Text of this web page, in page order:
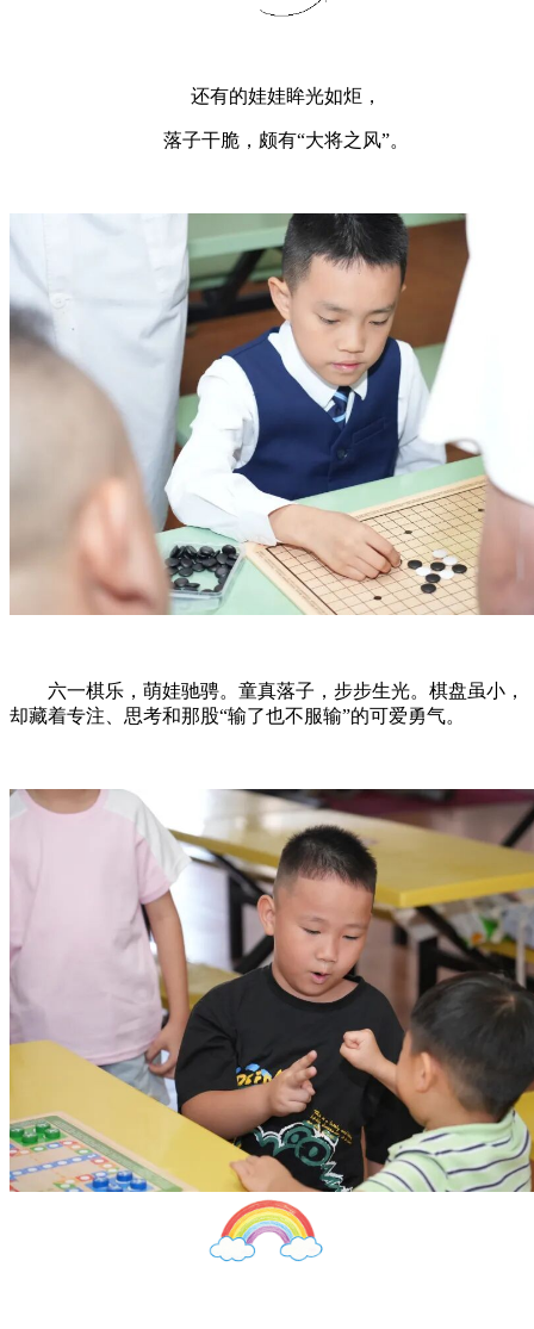
还有的娃娃眸光如炬，
落子干脆，颇有“大将之风”。
六一棋乐，萌娃驰骋。童真落子，步步生光。棋盘虽小，
却藏着专注、思考和那股“输了也不服输”的可爱勇气。